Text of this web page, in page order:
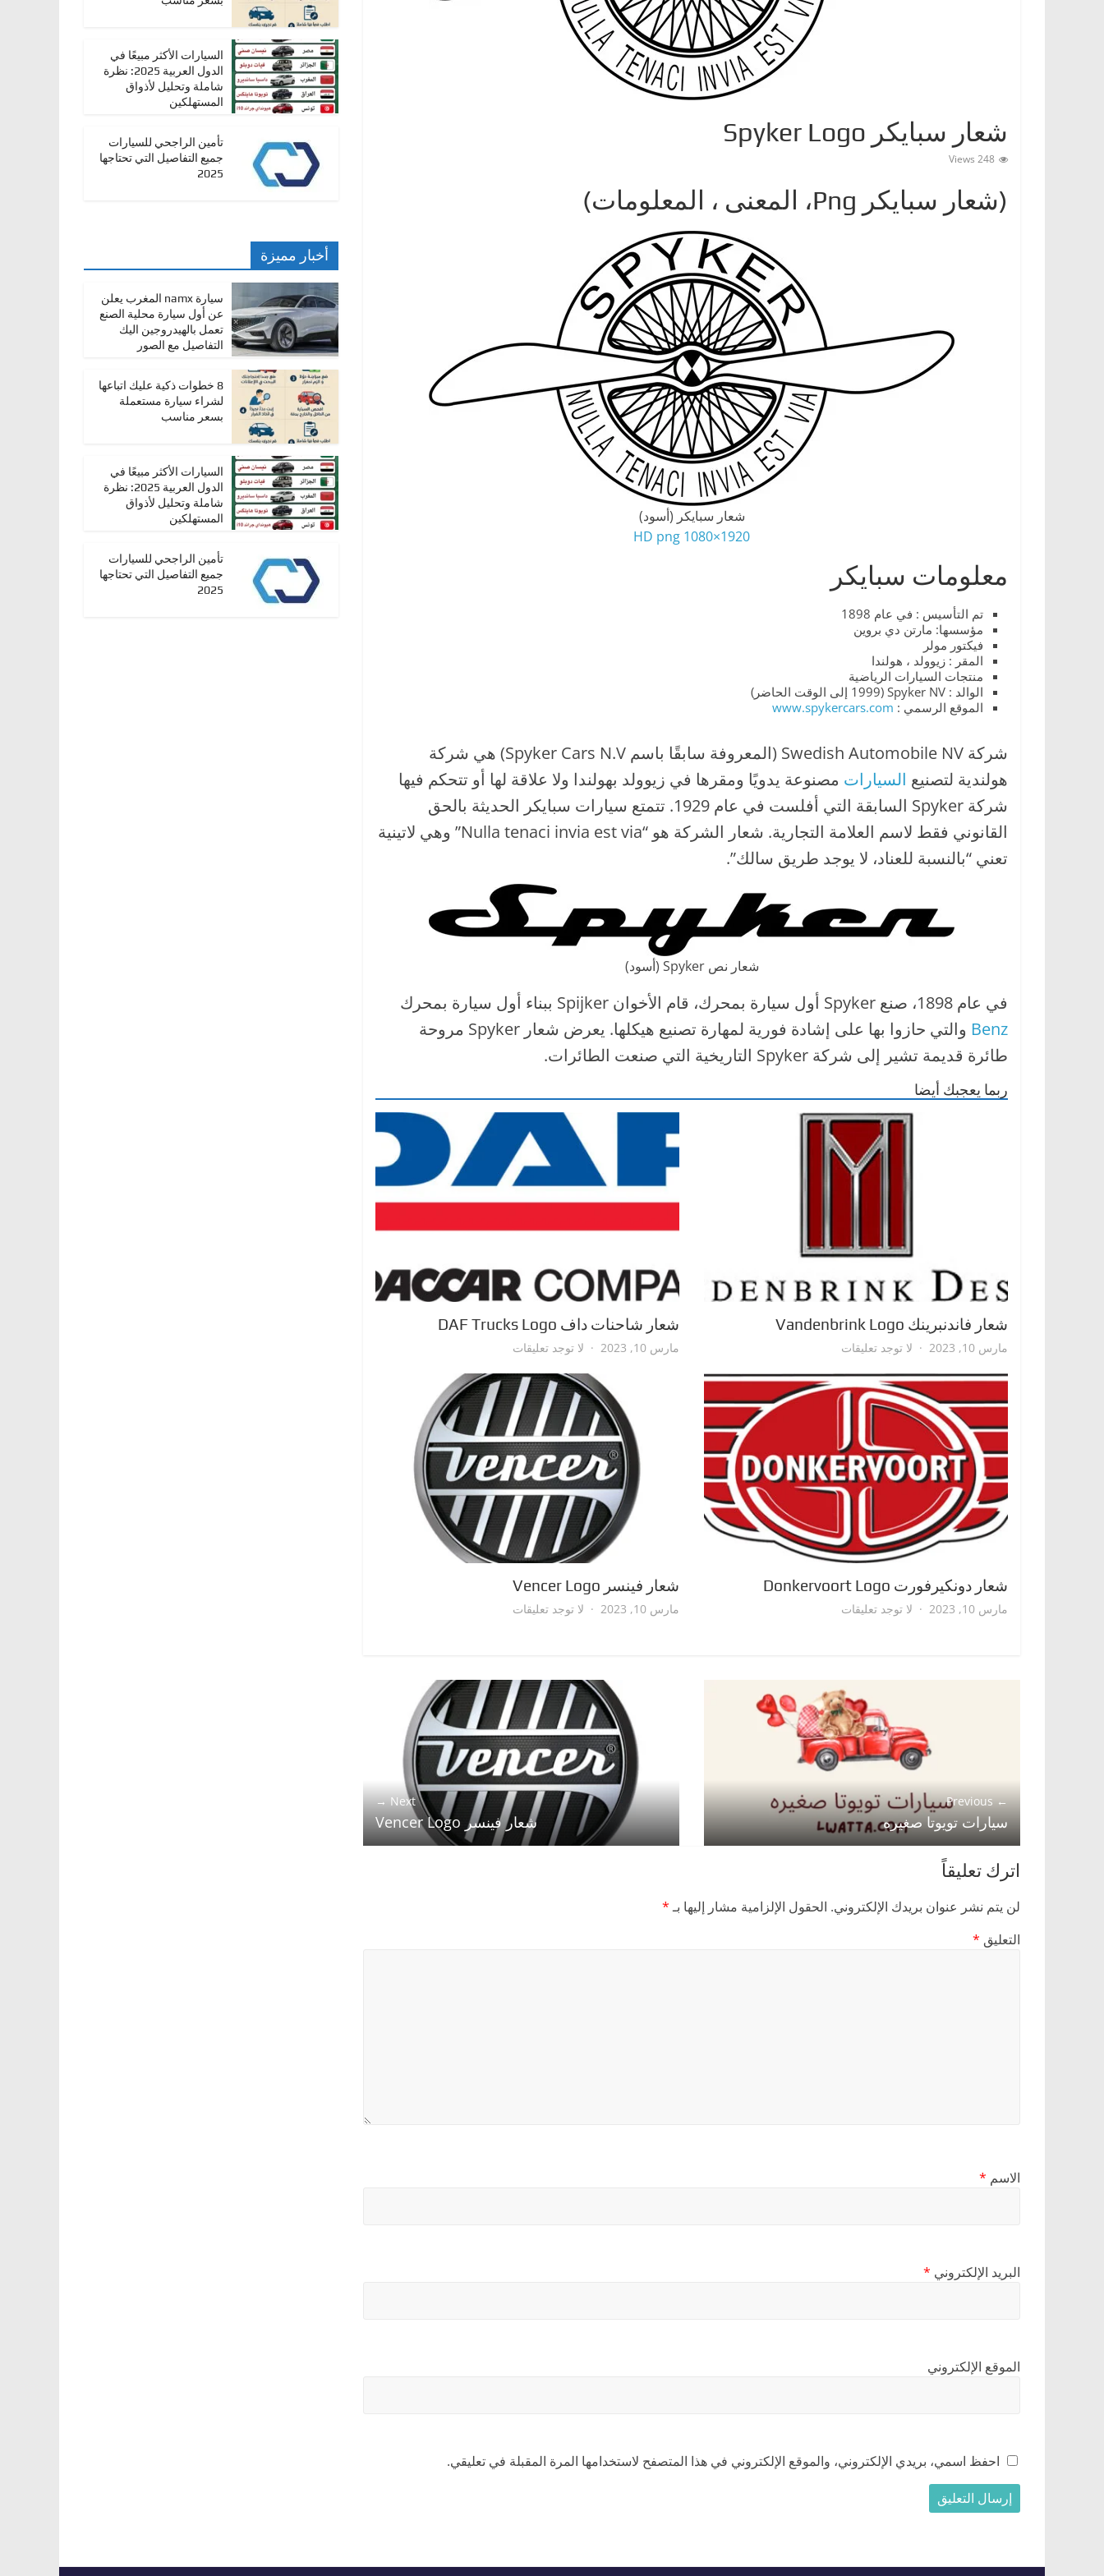
ا
ت
،
و
ا
ي
ا
ر
ا
ت
،
و
ت
ق
ن
ا
ا
ي
د
شعار سبايكر Spyker Logo
248 Views
(شعار سبايكر Png، المعنى ، المعلومات)
شعار سبايكر (أسود)
1920×1080 HD png
معلومات سبايكر
تم التأسيس : في عام 1898
مؤسسها: مارتن دي بروين
فيكتور مولر
المقر : زيوولد ، هولندا
منتجات السيارات الرياضية
الوالد : Spyker NV (1999 إلى الوقت الحاضر)
الموقع الرسمي : www.spykercars.com
شركة Swedish Automobile NV (المعروفة سابقًا باسم Spyker Cars N.V) هي شركة
هولندية لتصنيع السيارات مصنوعة يدويًا ومقرها في زيوولد بهولندا ولا علاقة لها أو تتحكم فيها
شركة Spyker السابقة التي أفلست في عام 1929. تتمتع سيارات سبايكر الحديثة بالحق
القانوني فقط لاسم العلامة التجارية. شعار الشركة هو “Nulla tenaci invia est via” وهي لاتينية
تعني “بالنسبة للعناد، لا يوجد طريق سالك”.
شعار نص Spyker (أسود)
في عام 1898، صنع Spyker أول سيارة بمحرك، قام الأخوان Spijker ببناء أول سيارة بمحرك
Benz
والتي حازوا بها على إشادة فورية لمهارة تصنيع هيكلها. يعرض شعار Spyker مروحة
طائرة قديمة تشير إلى شركة Spyker التاريخية التي صنعت الطائرات.
ربما يعجبك أيضا
شعار فاندنبرينك Vandenbrink Logo
مارس 10, 2023 لا توجد تعليقات
فاندنبرينك
Vandenbrink
شعار شاحنات داف DAF Trucks Logo
مارس 10, 2023 لا توجد تعليقات
شاحنات
داف
DAF
Trucks
Logo
شعار دونكيرفورت Donkervoort Logo
مارس 10, 2023 لا توجد تعليقات
Logo
شعار فينسر Vencer Logo
مارس 10, 2023 لا توجد تعليقات
Logo
← Previous
سيارات تويوتا صغيره
Next →
شعار فينسر Vencer Logo
اترك تعليقاً
لن يتم نشر عنوان بريدك الإلكتروني. الحقول الإلزامية مشار إليها بـ*
التعليق *
الاسم *
البريد الإلكتروني *
الموقع الإلكتروني
احفظ اسمي، بريدي الإلكتروني، والموقع الإلكتروني في هذا المتصفح لاستخدامها المرة المقبلة في تعليقي.
السيارات الأكثر مبيعًا في
الدول العربية 2025: نظرة
شاملة وتحليل لأذواق
المستهلكين
تأمين الراجحي للسيارات
جميع التفاصيل التي تحتاجها
2025
أخبار مميزة
سيارة namx المغرب يعلن
عن أول سيارة محلية الصنع
تعمل بالهيدروجين اليك
التفاصيل مع الصور
8 خطوات ذكية عليك اتباعها
لشراء سيارة مستعملة
بسعر مناسب
السيارات الأكثر مبيعًا في
الدول العربية 2025: نظرة
شاملة وتحليل لأذواق
المستهلكين
تأمين الراجحي للسيارات
جميع التفاصيل التي تحتاجها
2025